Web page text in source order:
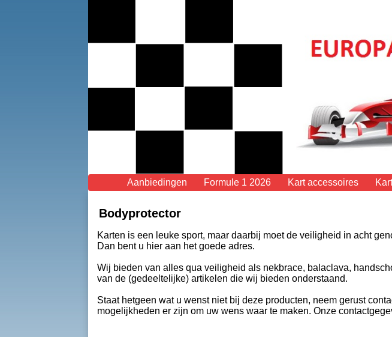
Aanbiedingen Formule 1 2026 Kart accessoires
Bodyprotector
Karten is een leuke sport, maar daarbij moet de veiligheid in acht
Dan bent u hier aan het goede adres.
Wij bieden van alles qua veiligheid als nekbrace, balaclava,
van de (gedeeltelijke) artikelen die wij bieden onderstaand.
Staat hetgeen wat u wenst niet bij deze producten, neem gerust
mogelijkheden er zijn om uw wens waar te maken. Onze